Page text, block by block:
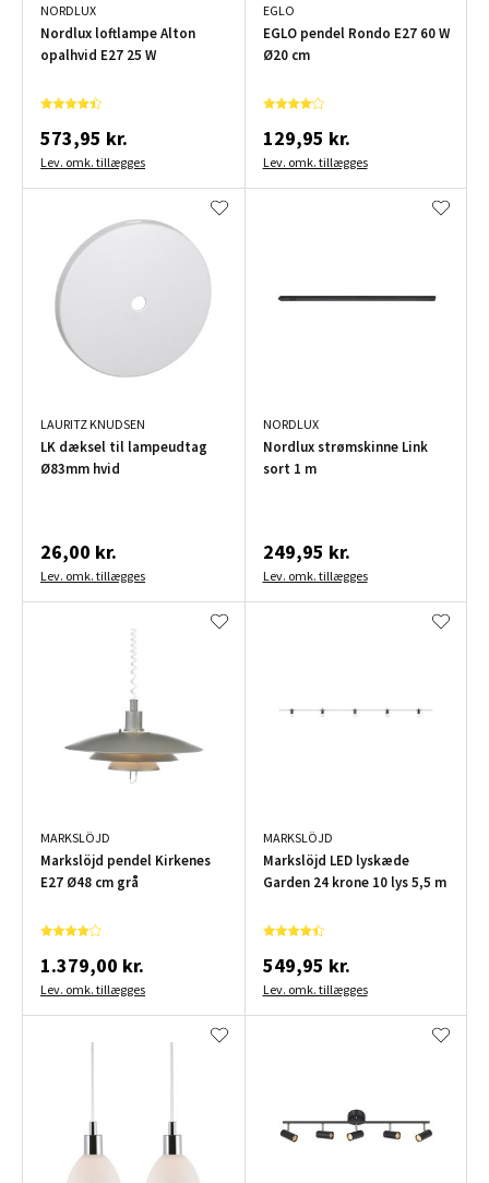
NORDLUX
Nordlux loftlampe Alton
opalhvid E27 25 W
573,95 kr.
Lev. omk. tillægges
EGLO
EGLO pendel Rondo E27 60 W
Ø20 cm
129,95 kr.
Lev. omk. tillægges
LAURITZ KNUDSEN
LK dæksel til lampeudtag
Ø83mm hvid
26,00 kr.
Lev. omk. tillægges
NORDLUX
Nordlux strømskinne Link
sort 1 m
249,95 kr.
Lev. omk. tillægges
MARKSLÖJD
Markslöjd pendel Kirkenes
E27 Ø48 cm grå
1.379,00 kr.
Lev. omk. tillægges
MARKSLÖJD
Markslöjd LED lyskæde
Garden 24 krone 10 lys 5,5 m
549,95 kr.
Lev. omk. tillægges